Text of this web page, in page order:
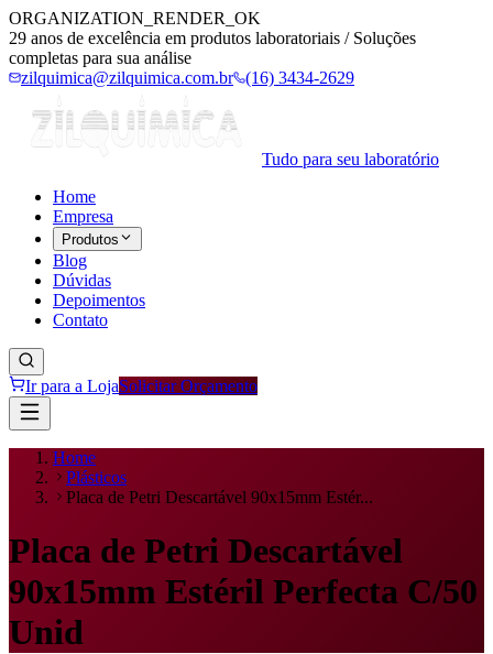
ORGANIZATION_RENDER_OK
29 anos de excelência em produtos laboratoriais / Soluções
completas para sua análise
zilquimica@zilquimica.com.br
(16) 3434-2629
Tudo para seu laboratório
Home
Empresa
Produtos
Blog
Dúvidas
Depoimentos
Contato
Ir para a LojaSolicitar Orçamento
Home
Plásticos
Placa de Petri Descartável 90x15mm Estér...
Placa de Petri Descartável
90x15mm Estéril Perfecta C/50
Unid